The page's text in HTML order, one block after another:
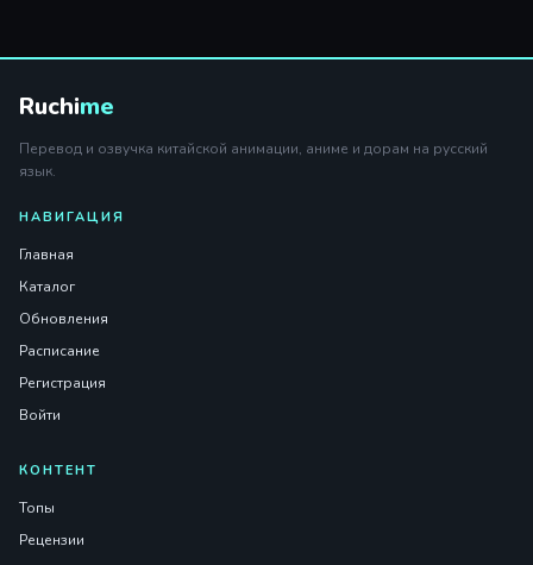
Ruchime
Перевод и озвучка китайской анимации, аниме и дорам на русский
язык.
НАВИГАЦИЯ
Главная
Каталог
Обновления
Расписание
Регистрация
Войти
КОНТЕНТ
Топы
Рецензии